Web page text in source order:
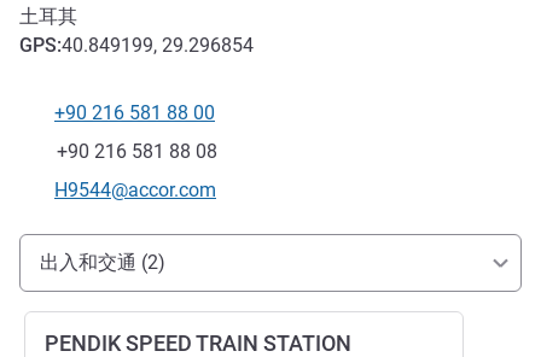
土耳其
GPS:40.849199, 29.296854
电话
+90 216 581 88 00
传真
+90 216 581 88 08
联系电子邮件
H9544@accor.com
抵达和交通
出入和交通 (2)
PENDIK SPEED TRAIN STATION